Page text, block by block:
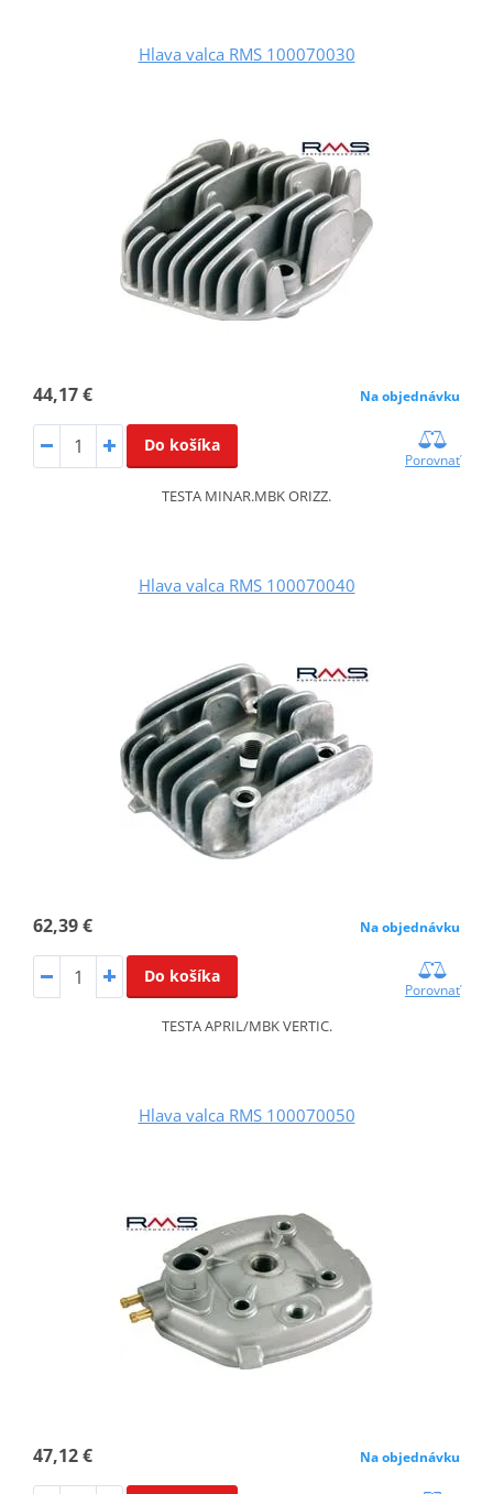
Hlava valca RMS 100070030
44,17 € Na objednávku
Do košíka
Porovnať
TESTA MINAR.MBK ORIZZ.
Hlava valca RMS 100070040
62,39 € Na objednávku
Do košíka
Porovnať
TESTA APRIL/MBK VERTIC.
Hlava valca RMS 100070050
47,12 € Na objednávku